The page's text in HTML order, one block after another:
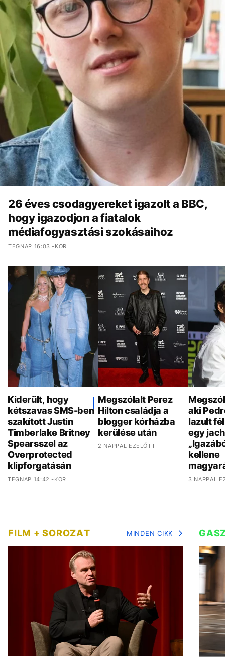
26 éves csodagyereket igazolt a BBC,
hogy igazodjon a fiatalok
médiafogyasztási szokásaihoz
TEGNAP 16:03 -KOR
Kiderült, hogy
kétszavas SMS-ben
szakított Justin
Timberlake Britney
Spearsszel az
Overprotected
klipforgatásán
TEGNAP 14:42 -KOR
Megszólalt Perez
Hilton családja a
blogger kórházba
kerülése után
2 NAPPAL EZELŐTT
aki
lazult
egy
kellene
3 NAPPAL
FILM + SOROZAT MINDEN CIKK